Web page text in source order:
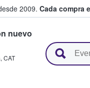
2009. Cada compra
boletos
nuevo
, CAT